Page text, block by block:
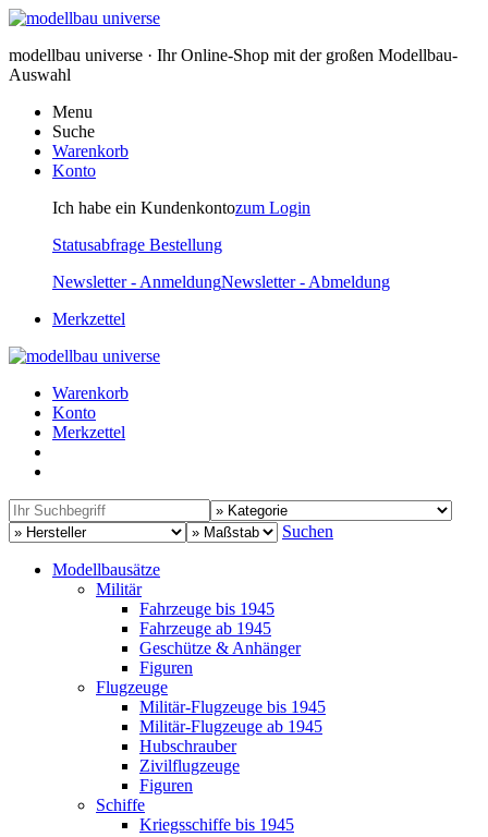
modellbau universe · Ihr Online-Shop mit der großen Modellbau-
Auswahl
Menu
Suche
Warenkorb
Konto
Ich habe ein Kundenkontozum Login
Statusabfrage Bestellung
Newsletter - AnmeldungNewsletter - Abmeldung
Merkzettel
Warenkorb
Konto
Merkzettel
Suchen
Modellbausätze
Militär
Fahrzeuge bis 1945
Fahrzeuge ab 1945
Geschütze & Anhänger
Figuren
Flugzeuge
Militär-Flugzeuge bis 1945
Militär-Flugzeuge ab 1945
Hubschrauber
Zivilflugzeuge
Figuren
Schiffe
Kriegsschiffe bis 1945